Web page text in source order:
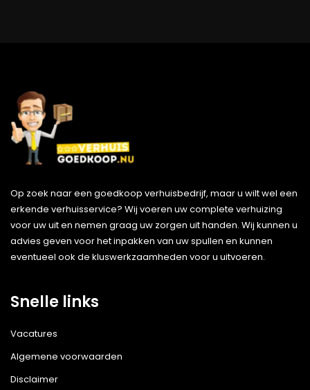
Op zoek naar een goedkoop verhuisbedrijf, maar u wilt wel een
erkende verhuisservice? Wij voeren uw complete verhuizing
voor uw uit en nemen graag uw zorgen uit handen. Wij kunnen u
advies geven voor het inpakken van uw spullen en kunnen
eventueel ook de kluswerkzaamheden voor u uitvoeren.
Snelle links
Vacatures
Algemene voorwaarden
Disclaimer